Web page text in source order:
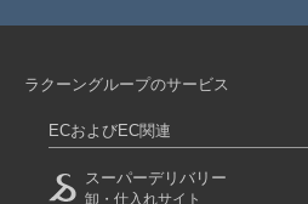
ラクーングループのサービス
ECおよびEC関連
スーパーデリバリー
卸・仕入れサイト